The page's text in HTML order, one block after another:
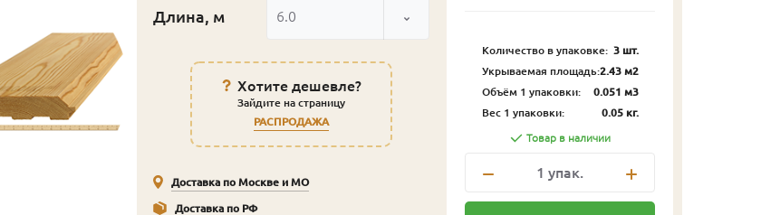
Длина, м 6.0
Хотите дешевле?
Зайдите на страницу
РАСПРОДАЖА
Доставка по Москве и МО
Доставка по РФ
Количество в упаковке: 3 шт.
Укрываемая площадь:2.43 м2
Объём 1 упаковки:
0.051 м3
Вес 1 упаковки:
0.05 кг.
Товар в наличии
1 упак.